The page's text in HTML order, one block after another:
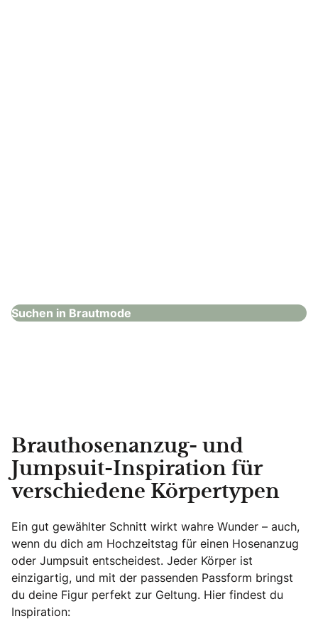
Suchen in Brautmode
Brauthosenanzug- und
Jumpsuit-Inspiration für
verschiedene Körpertypen
Ein gut gewählter Schnitt wirkt wahre Wunder – auch,
wenn du dich am Hochzeitstag für einen Hosenanzug
oder Jumpsuit entscheidest. Jeder Körper ist
einzigartig, und mit der passenden Passform bringst
du deine Figur perfekt zur Geltung. Hier findest du
Inspiration: